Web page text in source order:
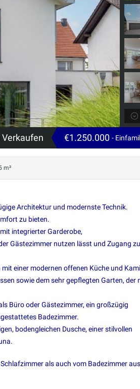
Verkaufen €1.250.000 -
m²
Architektur und modernste Technik.
zu bieten.
integrierter Garderobe,
Gästezimmer nutzen lässt und Zugang
einer modernen offenen Küche und
sowie dem sehr gepflegten Garten, der
Büro oder Gästezimmer, ein großzügig
Badezimmer.
bodengleichen Dusche, einer stilvollen
als auch vom Badezimmer aus